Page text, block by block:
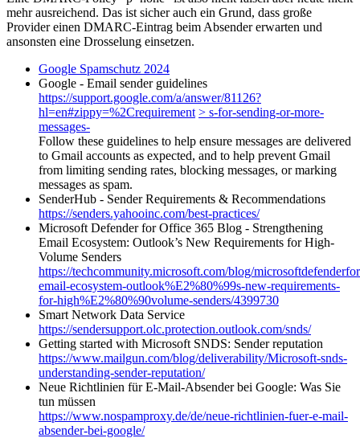
mehr ausreichend. Das ist sicher auch ein Grund, dass große
Provider einen DMARC-Eintrag beim Absender erwarten und
ansonsten eine Drosselung einsetzen.
Google Spamschutz 2024
Google - Email sender guidelines
https://support.google.com/a/answer/81126?
hl=en#zippy=%2Crequirement > s-for-sending-or-more-
messages-
Follow these guidelines to help ensure messages are delivered
to Gmail accounts as expected, and to help prevent Gmail
from limiting sending rates, blocking messages, or marking
messages as spam.
SenderHub - Sender Requirements & Recommendations
https://senders.yahooinc.com/best-practices/
Microsoft Defender for Office 365 Blog - Strengthening
Email Ecosystem: Outlook’s New Requirements for High‐
Volume Senders
https://techcommunity.microsoft.com/blog/
email-ecosystem-outlook%E2%80%99s-new-requirements-
for-high%E2%80%90volume-senders/4399730
Smart Network Data Service
https://sendersupport.olc.protection.outlook.com/snds/
Getting started with Microsoft SNDS: Sender reputation
https://www.mailgun.com/blog/deliverability/Microsoft-snds-
understanding-sender-reputation/
Neue Richtlinien für E-Mail-Absender bei Google: Was Sie
tun müssen
https://www.nospamproxy.de/de/neue-richtlinien-fuer-e-mail-
absender-bei-google/